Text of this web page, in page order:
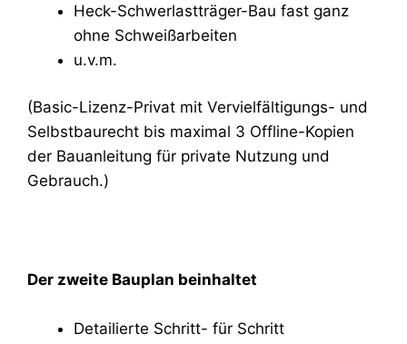
Heck-Schwerlastträger-Bau fast ganz
ohne Schweißarbeiten
u.v.m.
(Basic-Lizenz-Privat mit Vervielfältigungs- und
Selbstbaurecht bis maximal 3 Offline-Kopien
der Bauanleitung für private Nutzung und
Gebrauch.)
Der zweite Bauplan beinhaltet
Detailierte Schritt- für Schritt